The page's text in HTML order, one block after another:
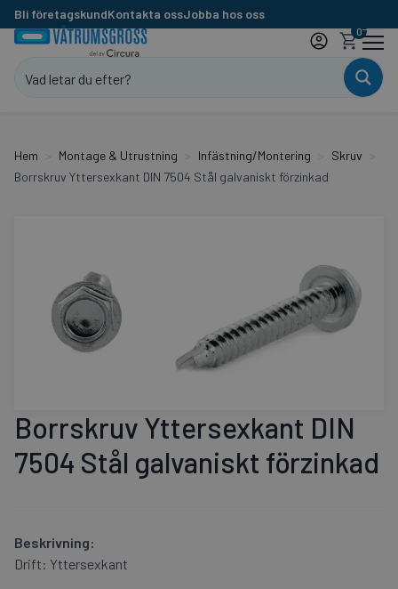
Bli företagskundKontakta ossJobba hos oss
0
Hem Montage & Utrustning Infästning/Montering
Skruv
Borrskruv Yttersexkant DIN 7504 Stål galvaniskt förzinkad
Borrskruv Yttersexkant DIN
7504 Stål galvaniskt förzinkad
Beskrivning:
Drift: Yttersexkant